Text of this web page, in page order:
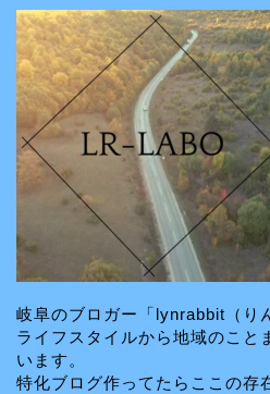
岐阜のブロガー「lynrabbit（り
ライフスタイルから地域のこと
います。
特化ブログ作ってたらここの存